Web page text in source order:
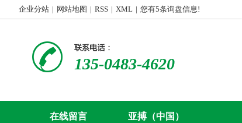
企业分站 | 网站地图 | RSS | XML | 您有5条询盘信息!
135-0483-4620
在线留言 亚搏（中国）